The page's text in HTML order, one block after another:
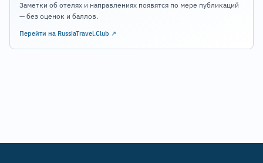
Заметки об отелях и направлениях появятся по мере публикаций
— без оценок и баллов.
Перейти на RussiaTravel.Club ↗